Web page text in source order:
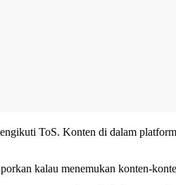
ToS. Konten di dalam
kalau menemukan konten-